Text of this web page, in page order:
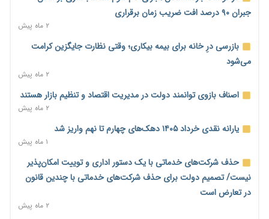
رئیس سازمان امور مالیاتی: بلاگرهای پردرآمد مشمول پرداخت
مالیات هستند
پیش‌بینی افزایش تولید برنج؛ نیاز وارداتی کشور به ۵۰۰ هزار تن
کاهش می‌یابد
۲ روز پیش
اختیارات جدید گمرکات برای تمدید ورود موقت کالا و خودرو تا
پایان شهریور ابلاغ شد
۲ روز پیش
جبران ۹۰ درصد افت ضریب زمان برقراری
۲ ماه پیش
بازرسی درِ خانه برای بیمه بیکاری؛ وقتی نظارت جایگزین کرامت
می‌شود
۲ ماه پیش
اصناف بازوی توانمند دولت در مدیریت اقتصاد و تنظیم بازار هستند
۲ ماه پیش
یارانه نقدی خرداد ۱۴۰۵ دهک‌های چهارم تا نهم واریز شد
۱ ماه پیش
حذف شرکت‌های خدماتی با یک دستور اداری و توییت امکان‌پذیر
نیست/ تصمیم دولت برای حذف شرکت‌های خدماتی با چندین قانون
در تعارض است
۲ ماه پیش